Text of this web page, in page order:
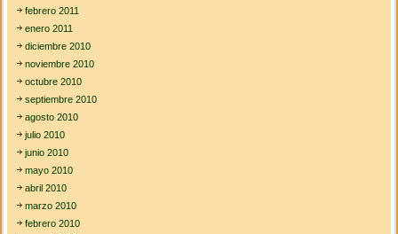
febrero 2011
enero 2011
diciembre 2010
noviembre 2010
octubre 2010
septiembre 2010
agosto 2010
julio 2010
junio 2010
mayo 2010
abril 2010
marzo 2010
febrero 2010